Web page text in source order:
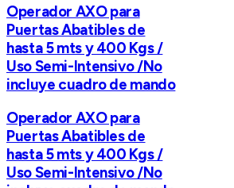
Operador AXO para
Puertas Abatibles de
hasta 5 mts y 400 Kgs /
Uso Semi-Intensivo /No
incluye cuadro de mando
Operador AXO para
Puertas Abatibles de
hasta 5 mts y 400 Kgs /
Uso Semi-Intensivo /No